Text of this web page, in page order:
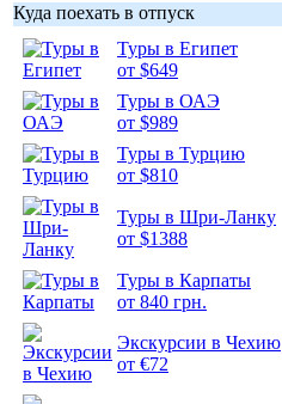
Куда поехать в отпуск
Туры в Египет
от $649
Туры в ОАЭ
от $989
Туры в Турцию
от $810
Туры в Шри-Ланку
от $1388
Туры в Карпаты
от 840 грн.
Экскурсии в Чехию
от €72